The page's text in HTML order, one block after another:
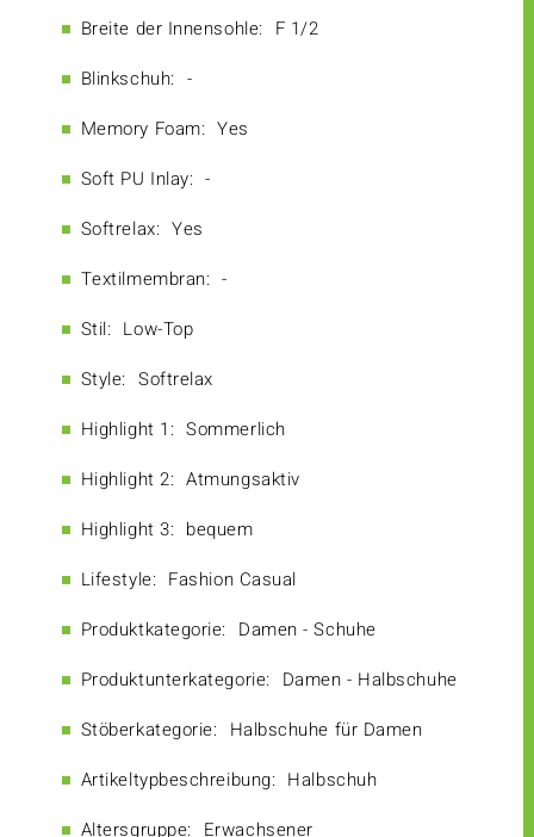
Breite der Innensohle: F 1/2
Blinkschuh: -
Memory Foam: Yes
Soft PU Inlay: -
Softrelax: Yes
Textilmembran: -
Stil: Low-Top
Style: Softrelax
Highlight 1: Sommerlich
Highlight 2: Atmungsaktiv
Highlight 3: bequem
Lifestyle: Fashion Casual
Produktkategorie: Damen - Schuhe
Produktunterkategorie: Damen - Halbschuhe
Stöberkategorie: Halbschuhe für Damen
Artikeltypbeschreibung: Halbschuh
Altersgruppe: Erwachsener